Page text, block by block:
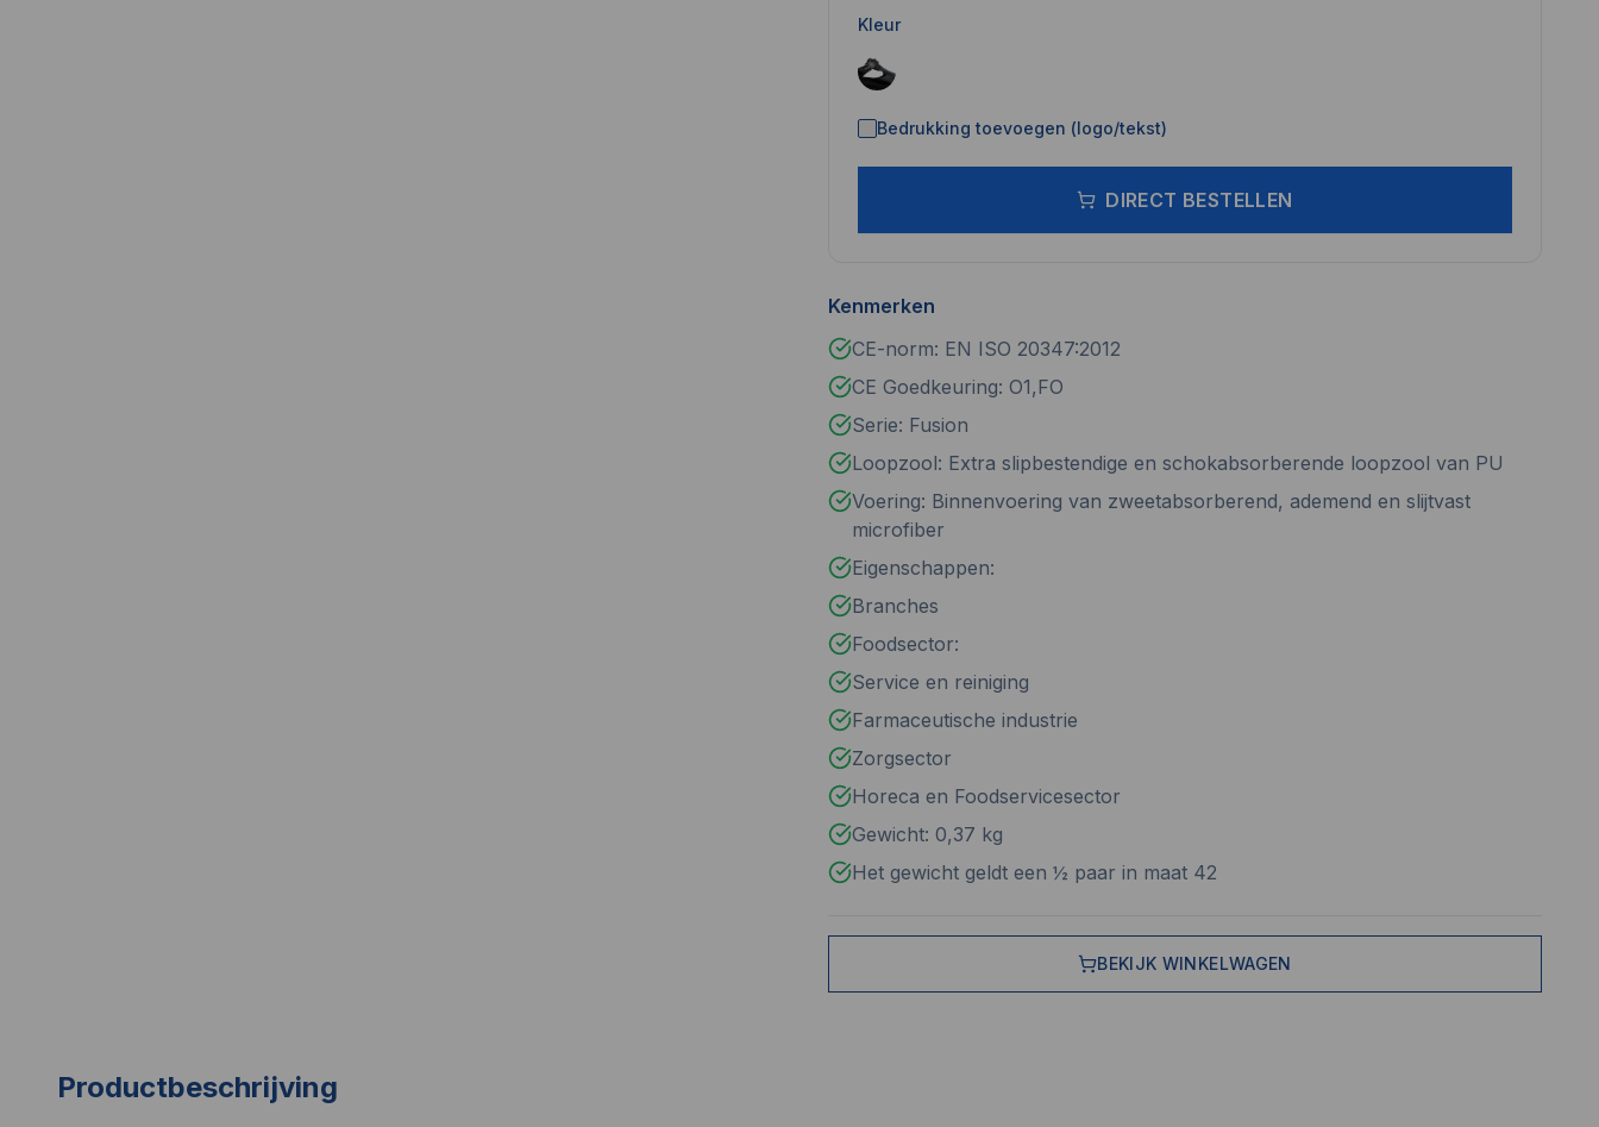
Kleur
Bedrukking toevoegen (logo/tekst)
DIRECT BESTELLEN
Kenmerken
CE-norm: EN ISO 20347:2012
CE Goedkeuring: O1,FO
Serie: Fusion
Loopzool: Extra slipbestendige en schokabsorberende loopzool van PU
Voering: Binnenvoering van zweetabsorberend, ademend en slijtvast
microfiber
Eigenschappen:
Branches
Foodsector:
Service en reiniging
Farmaceutische industrie
Zorgsector
Horeca en Foodservicesector
Gewicht: 0,37 kg
Het gewicht geldt een ½ paar in maat 42
BEKIJK WINKELWAGEN
Productbeschrijving